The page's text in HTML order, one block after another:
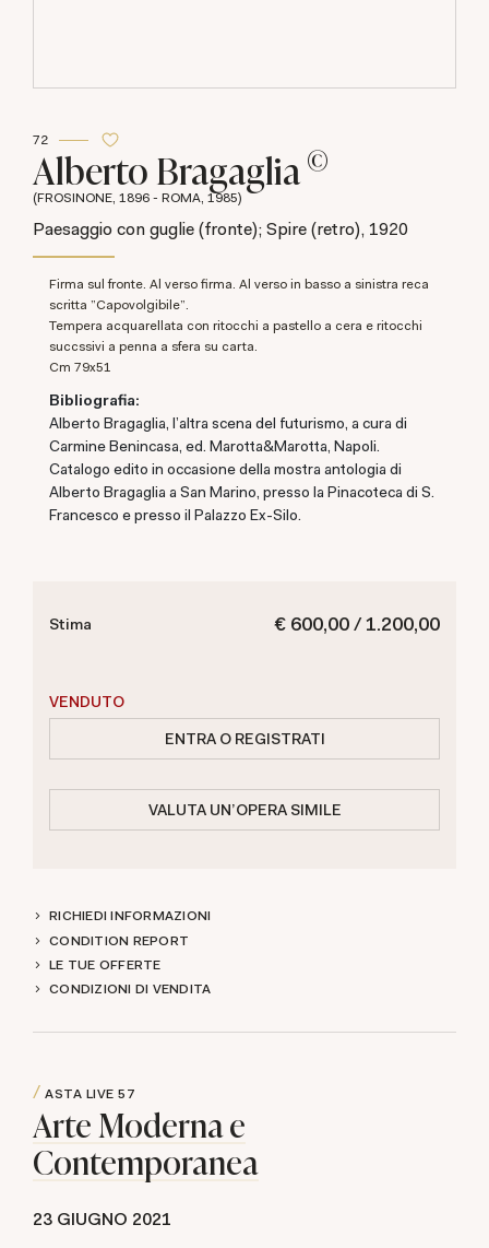
72
Alberto Bragaglia©
(FROSINONE, 1896 - ROMA, 1985)
Paesaggio con guglie (fronte); Spire (retro), 1920
Firma sul fronte. Al verso firma. Al verso in basso a sinistra reca
scritta "Capovolgibile".
Tempera acquarellata con ritocchi a pastello a cera e ritocchi
succssivi a penna a sfera su carta.
cm 79x51
Bibliografia:
Alberto Bragaglia, l'altra scena del futurismo, a cura di
Carmine Benincasa, ed. Marotta&Marotta, Napoli.
Catalogo edito in occasione della mostra antologia di
Alberto Bragaglia a San Marino, presso la Pinacoteca di S.
Francesco e presso il Palazzo Ex-Silo.
€ 600,00 / 1.200,00
Stima
VENDUTO
ENTRA O REGISTRATI
VALUTA UN'OPERA SIMILE
RICHIEDI INFORMAZIONI
CONDITION REPORT
LE TUE OFFERTE
CONDIZIONI DI VENDITA
ASTA LIVE 57
Arte Moderna e
Contemporanea
23 GIUGNO 2021